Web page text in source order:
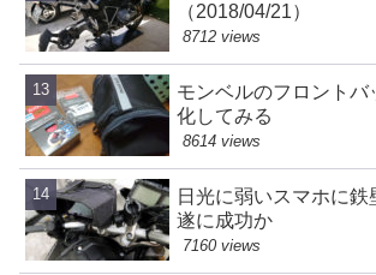
（2018/04/21）
8712 views
モンベルのフロントバ
化してみる
8614 views
日光に弱いスマホに
遂に成功か
7160 views